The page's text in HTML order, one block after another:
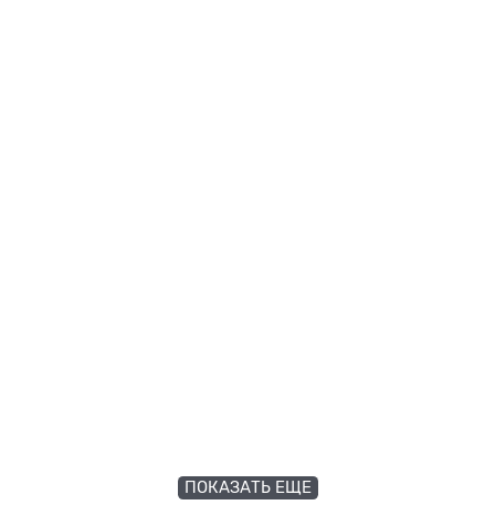
ПОКАЗАТЬ ЕЩЕ